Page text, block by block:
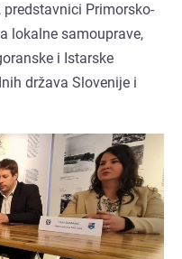
predstavnici Primorsko-
lokalne samouprave,
i Istarske
država Slovenije i